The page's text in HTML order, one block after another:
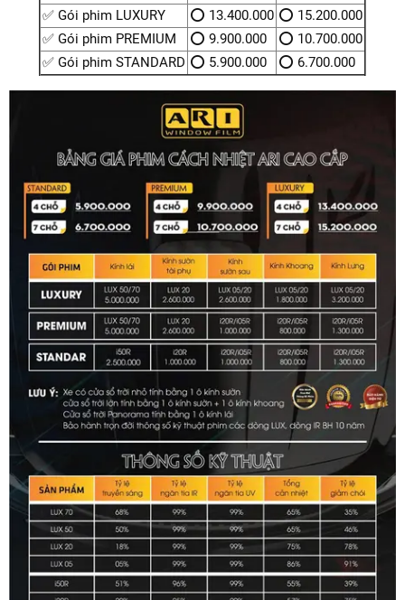
✅ Gói phim LUXURY
⭕ 13.400.000 ⭕ 15.200.000
✅ Gói phim PREMIUM
⭕ 9.900.000
⭕ 10.700.000
✅ Gói phim STANDARD ⭕ 5.900.000 ⭕ 6.700.000